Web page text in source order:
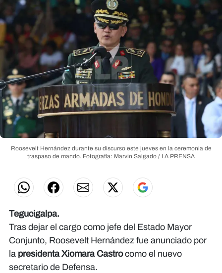
Roosevelt Hernández durante su discurso este jueves en la ceremonia de
traspaso de mando. Fotografía: Marvin Salgado / LA PRENSA
Tegucigalpa.
Tras dejar el cargo como jefe del Estado Mayor
Conjunto, Roosevelt Hernández fue anunciado por
la presidenta Xiomara Castrocomo el nuevo
secretario de Defensa.